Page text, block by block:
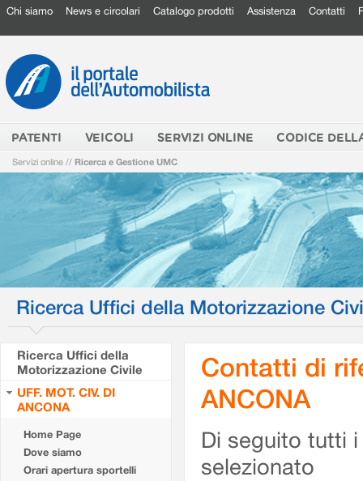
Chi siamo News e circolari Catalogo prodotti Assistenza Contatti
PATENTI VEICOLI SERVIZI ONLINE CODICE
Servizi online // Ricerca e Gestione UMC
Ricerca Uffici della Motorizzazione
Ricerca Uffici della
Motorizzazione Civile
UFF. MOT. CIV. DI
ANCONA
Home Page
Dove siamo
Orari apertura sportelli
Contatti di
ANCONA
Di seguito tutti
selezionato